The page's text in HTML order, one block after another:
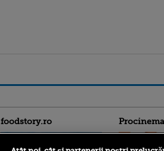
foodstory.ro